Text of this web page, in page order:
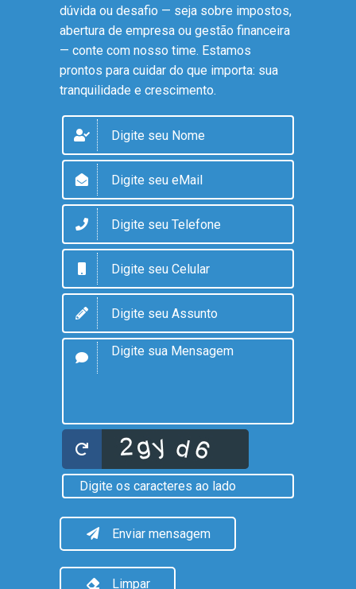
dúvida ou desafio — seja sobre impostos,
abertura de empresa ou gestão financeira
— conte com nosso time. Estamos
prontos para cuidar do que importa: sua
tranquilidade e crescimento.
Enviar mensagem
Limpar